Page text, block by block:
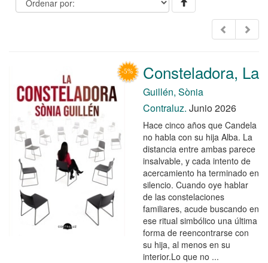
Consteladora, La
Guillén, Sònia
Contraluz. Junio 2026
Hace cinco años que Candela
no habla con su hija Alba. La
distancia entre ambas parece
insalvable, y cada intento de
acercamiento ha terminado en
silencio. Cuando oye hablar
de las constelaciones
familiares, acude buscando en
ese ritual simbólico una última
forma de reencontrarse con
su hija, al menos en su
interior.Lo que no ...